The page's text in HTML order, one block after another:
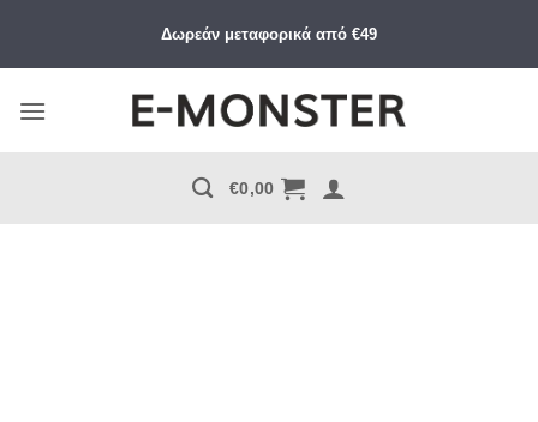
περιεχόμενο
Δωρεάν μεταφορικά από €49
€0,00